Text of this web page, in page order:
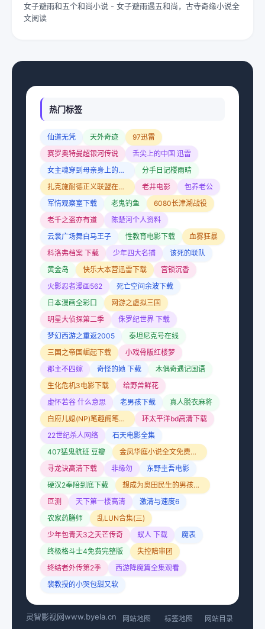
女子避雨和五个和尚小说 - 女子避雨遇五和尚，古寺奇缘小说全
文阅读
热门标签
仙道无凭 天外奇迹
97迅雷
赛罗奥特曼超银河传说
舌尖上的中国 迅雷
女主魂穿到母亲身上的古言
分手日记楼雨晴
扎克施耐德正义联盟在线观看
老井电影
包养老公
军情观察室下载
老鬼钓鱼
6080长津湖战役
老千之盗亦有道
陈楚河个人资料
云裳广场舞白马王子
性教育电影下载
血雾狂暴
科洛弗档案 下载
少年四大名捕
该死的联队
黄金岛
快乐大本营迅雷下载
宫锁沉香
火影忍者漫画562
死亡空间余波下载
日本漫画全彩口
网游之虚拟三国
明星大侦探第二季
侏罗纪世界 下载
梦幻西游之重返2005
泰坦尼克号在线
三国之帝国崛起下载
小戏骨版红楼梦
郡主不四嫁
奇怪的她 下载
木偶奇遇记国语
生化危机3电影下载
给野兽鲜花
虚怀若谷 什么意思
老男孩下载
真人脱衣麻将
白府儿媳(NP)笔趣阁笔趣阁小说
环太平洋bd高清下载
22世纪杀人网络
石天电影全集
407猛鬼航班 豆瓣
金凤华庭小说全文免费阅读
寻龙诀高清下载
非缘勿
东野圭吾电影
硬汉2奉陪到底下载
想成为奥田民生的男孩和让男人痴狂的女孩
叵测
天下第一楼高清
激清与速度6
农家药膳师
乱LUN合集(三)
少年包青天3之天芒传奇
蚁人 下载
魔表
终极格斗士4免费完整版
失控陪审团
终结者外传第2季
西游降魔篇全集观看
裴教授的小哭包甜又软
灵智影视网www.byela.cn 网站地图 标签地图 网站目录